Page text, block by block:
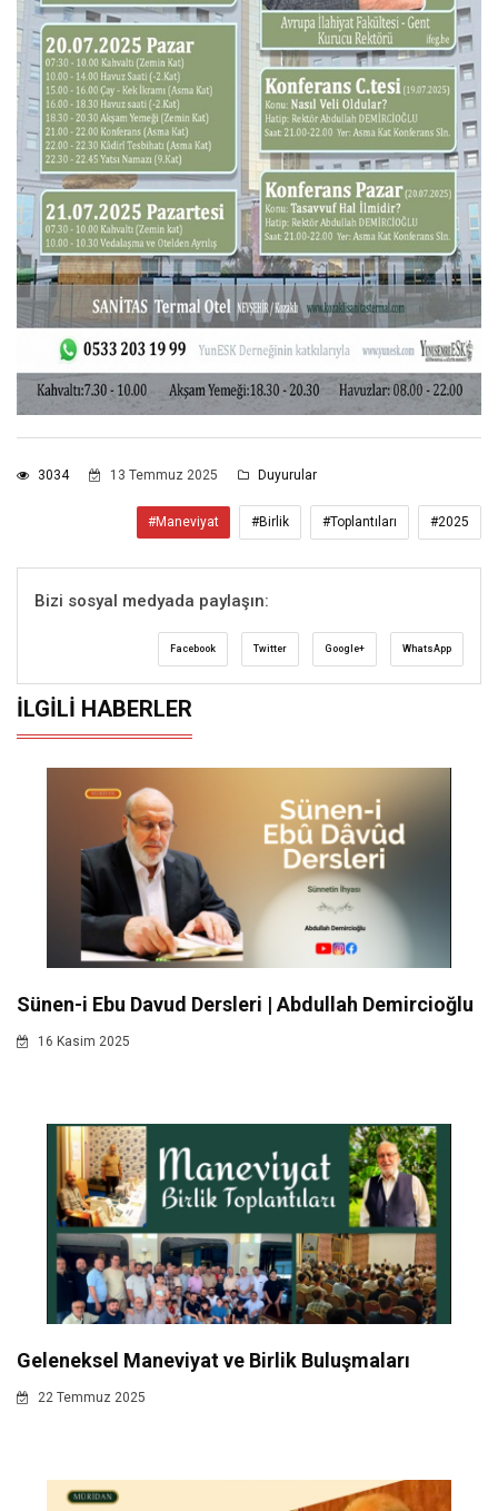
3034 13 Temmuz 2025 Duyurular
#Maneviyat #Birlik #Toplantıları #2025
Bizi sosyal medyada paylaşın:
Facebook Twitter Google+ WhatsApp
İLGILI HABERLER
Sünen-i Ebu Davud Dersleri | Abdullah Demircioğlu
16 Kasim 2025
Geleneksel Maneviyat ve Birlik Buluşmaları
22 Temmuz 2025